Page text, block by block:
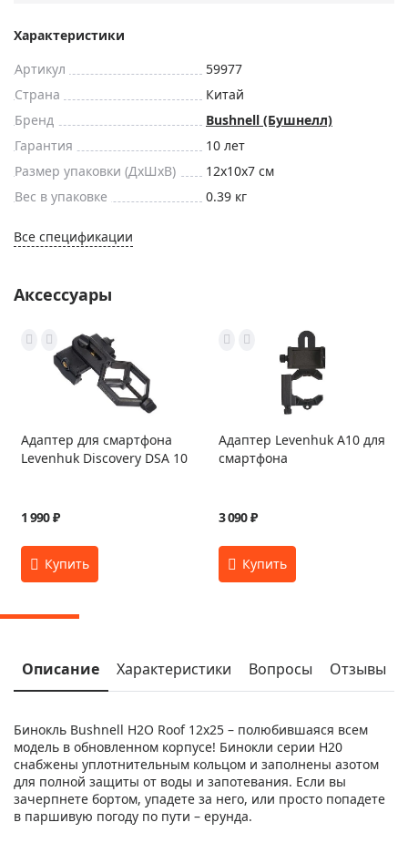
Характеристики
Артикул
59977
Страна
Китай
Бренд
Bushnell (Бушнелл)
Гарантия
10 лет
Размер упаковки (ДxШxВ)
12x10x7 см
Вес в упаковке
0.39 кг
Все спецификации
Аксессуары
Адаптер для смартфона
Levenhuk Discovery DSA 10
1 990 ₽
Адаптер Levenhuk A10 для
смартфона
3 090 ₽
Описание Характеристики Вопросы Отзывы
Бинокль Bushnell H2O Roof 12x25 – полюбившаяся всем
модель в обновленном корпусе! Бинокли серии H20
снабжены уплотнительным кольцом и заполнены азотом
для полной защиты от воды и запотевания. Если вы
зачерпнете бортом, упадете за него, или просто попадете
в паршивую погоду по пути – ерунда.